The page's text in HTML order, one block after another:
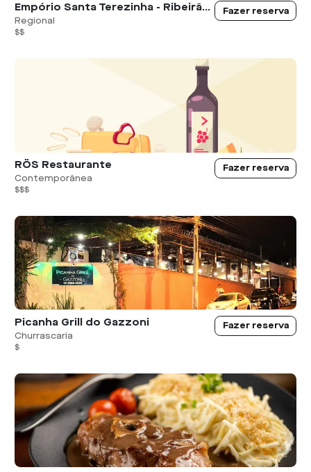
Empório Santa Terezinha - Ribeirão Preto
Regional
$$
Fazer reserva
RÖS Restaurante
Contemporânea
$$$
Fazer reserva
Picanha Grill do Gazzoni
Churrascaria
$
Fazer reserva